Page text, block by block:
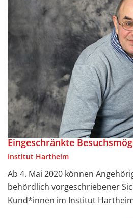
Eingeschränkte
Institut Hartheim
Ab 4. Mai 2020 können
behördlich vorgeschriebener
Kund*innen im Institut